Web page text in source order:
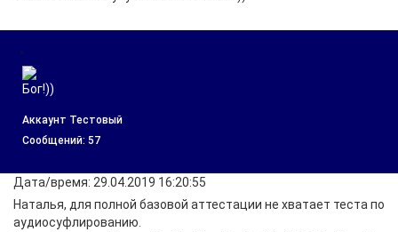
Аккаунт Тестовый
Cообщений: 57
Дата/время: 29.04.2019 16:20:55
Наталья, для полной базовой аттестации не хватает теста по
аудиосуфлированию.